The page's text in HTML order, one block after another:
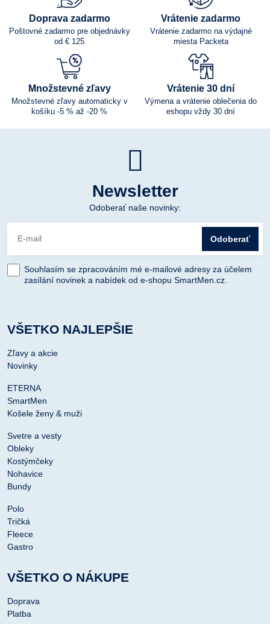
Doprava zadarmo
Poštovné zadarmo pre objednávky
od € 125
Vrátenie zadarmo
Vrátenie zadarmo na výdajné
miesta Packeta
Množstevné zľavy
Množstevné zľavy automaticky v
košíku -5 % až -20 %
Vrátenie 30 dní
Výmena a vrátenie oblečenia do
eshopu vždy 30 dní
Newsletter
Odoberať naše novinky:
Odoberať
Souhlasím se zpracováním mé e-mailové adresy za účelem
zasílání novinek a nabídek od e-shopu SmartMen.cz.
VŠETKO NAJLEPŠIE
Zľavy a akcie
Novinky
ETERNA
SmartMen
Košele ženy & muži
Svetre a vesty
Obleky
Kostýmčeky
Nohavice
Bundy
Polo
Tričká
Fleece
Gastro
VŠETKO O NÁKUPE
Doprava
Platba